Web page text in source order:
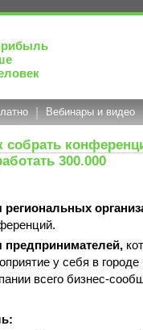
Вебинары и видео
собрать
300.000
региональных
предпринимателей,
у себя в
всего бизнес-